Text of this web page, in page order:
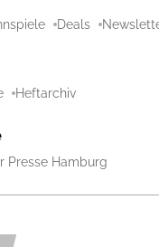
Deals
Heftarchiv
Presse Hamburg